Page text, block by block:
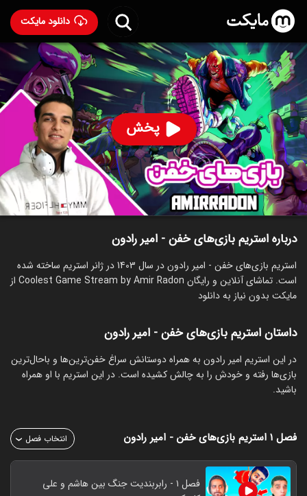
دانلود مایکت
پخش
استریم بازی‏‌های خفن - امیر رادونساخت 1403
۵۱ 80% امیر رادون
ساخت ایران سال 1403
رده سنی ۱۳+
استریم
توضیحات قسمت‌ها سریال‌های مشابه
درباره استریم بازی‏‌های خفن - امیر رادون
استریم بازی‏‌های خفن - امیر رادون در سال 1403 در ژانر استریم ساخته شده
است. تماشای آنلاین و رایگان Coolest Game Stream by Amir Radon از
مایکت بدون نیاز به دانلود
داستان استریم بازی‏‌های خفن - امیر رادون
‏در این استریم امیر رادون به همراه دوستانش سراغ خفن‌ترین‌ها و باحال‌ترین
بازی‌ها رفته و خودش را به چالش کشیده است. در این استریم با او همراه
باشید.
فصل ۱ استریم بازی‏‌های خفن - امیر رادون انتخاب فصل
فصل ۱ - رابربندیت جنگ بین هاشم و علی